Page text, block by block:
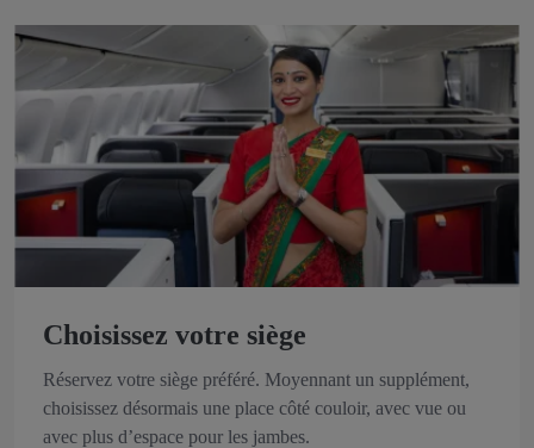
Choisissez votre siège
Réservez votre siège préféré. Moyennant un supplément,
choisissez désormais une place côté couloir, avec vue ou
avec plus d’espace pour les jambes.